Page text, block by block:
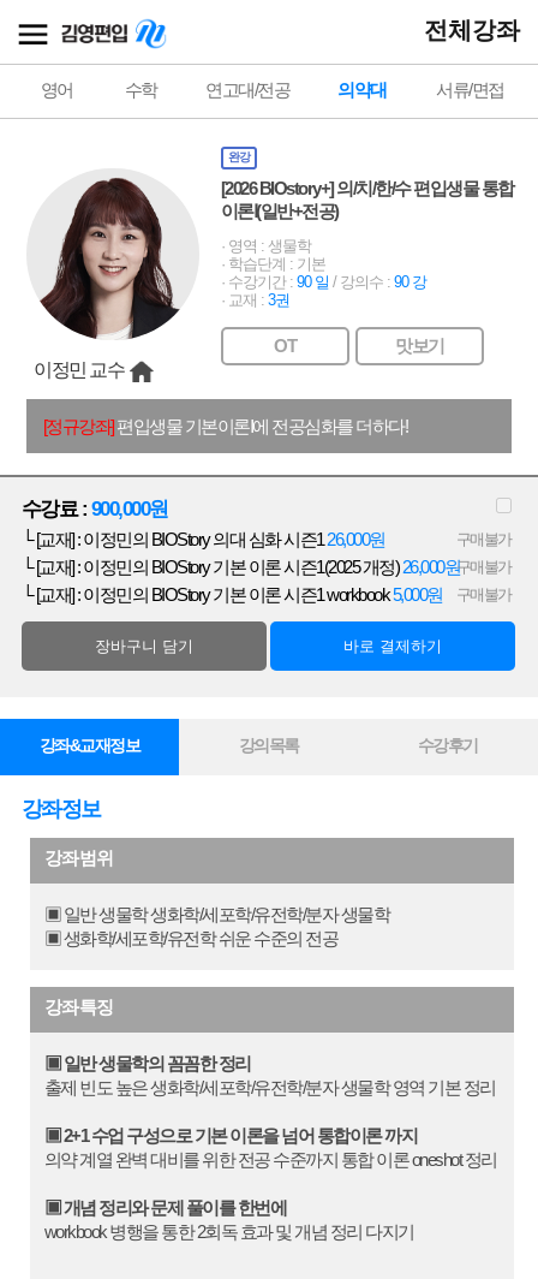
전체강좌
영어 수학 연고대/전공 의약대 서류/면접
이정민 교수
완강
[2026 BIOstory+] 의/치/한/수 편입생물 통합
이론Ⅰ(일반+전공)
· 영역 : 생물학
· 학습단계 : 기본
· 수강기간 : 90 일 / 강의수 : 90 강
· 교재 : 3권
OT 맛보기
[정규강좌]편입생물 기본이론Ⅰ에 전공심화를 더하다!
수강료 : 900,000원
└ [교재] : 이정민의 BIOStory 의대 심화 시즌126,000원 구매불가
└ [교재] : 이정민의 BIOStory 기본 이론 시즌1(2025 개정)26,000원구매불가
└ [교재] : 이정민의 BIOStory 기본 이론 시즌1 workbook5,000원 구매불가
장바구니 담기 바로 결제하기
강좌&교재정보 강의목록 수강후기
강좌정보
강좌범위
▣ 일반 생물학 생화학/세포학/유전학/분자 생물학
▣ 생화학/세포학/유전학 쉬운 수준의 전공
강좌특징
▣ 일반 생물학의 꼼꼼한 정리
출제 빈도 높은 생화학/세포학/유전학/분자 생물학 영역 기본 정리
▣ 2+1 수업 구성으로 기본 이론을 넘어 통합이론 까지
의약 계열 완벽 대비를 위한 전공 수준까지 통합 이론 oneshot 정리
▣ 개념 정리와 문제 풀이를 한번에
workbook 병행을 통한 2회독 효과 및 개념 정리 다지기